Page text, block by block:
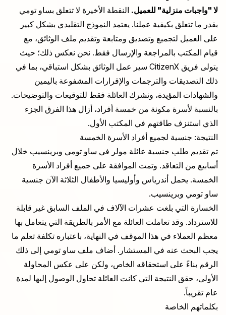
لا "واجبات منزلية" للعميل. النقطة الأخيرة لا تتعلق بساو تومي
بقدر ما تتعلق بكيفية عملنا. يعتمد النموذج التقليدي بشكل كبير
على العميل لتجميع وتصديق ومتابعة وتقديم ملف الوثائق، مع
قيام المكتب بالمراجعة والإرسال فقط. نحن نعكس ذلك؛ حيث
يتولى فريق CitizenX سير عمل الوثائق بشكل استباقي، بما في
ذلك التصديقات والترجمات والإقرارات المشفوعة باليمين
والشهادات المؤيدة، ونشرك العائلة فقط للتوقيعات والتوضيحات.
بالنسبة لأسرة مكونة من خمسة أفراد، أزال هذا الفرق الجزء
الذي استنزف طاقتهم في المكتب الأول.
النتيجة: جنسية لجميع أفراد الأسرة الخمسة
تم تقديم طلب جنسية عائلة مولر في ساو تومي وبرينسيب خلال
أسابيع من التعاقد. وتمت الموافقة على جميع أفراد الأسرة
الخمسة. يحمل أندرياس وأوليسيا والأطفال الثلاثة الآن جنسية
ساو تومي وبرينسيب.
الخسارة التي بلغت عشرات الآلاف في الملف السابق غير قابلة
للاسترداد. وقد تعاملت العائلة مع الأمر بالطريقة التي يتعامل بها
معظم العملاء في هذا الموقف في النهاية، باعتباره تكلفة تعلم ما
يجب البحث عنه في المستشار. أضاف ملف ساو تومي إلى ذلك
الرقم بناءً على استحقاقه الخاص، ولكن على عكس المحاولة
الأولى، حقق النتيجة التي كانت العائلة تحاول الوصول إليها لمدة
عام تقريباً.
بكلماتهم الخاصة